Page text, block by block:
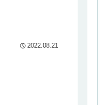
2022.08.21